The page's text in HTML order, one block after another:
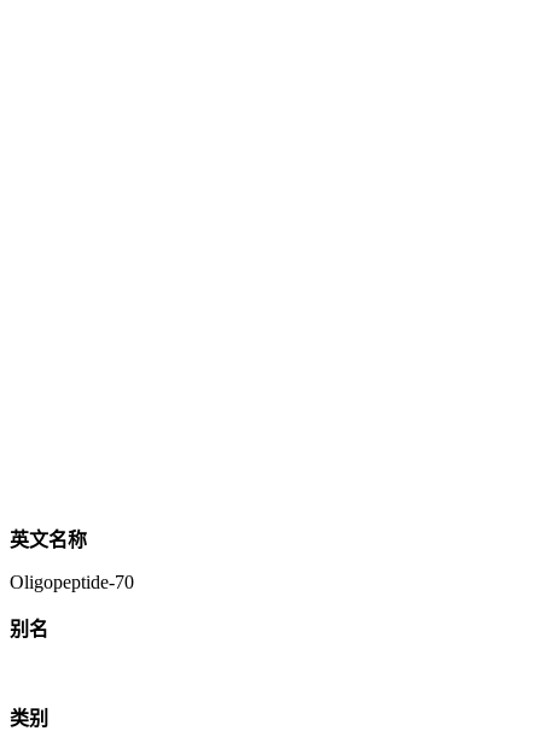
英文名称
Oligopeptide-70
别名
类别